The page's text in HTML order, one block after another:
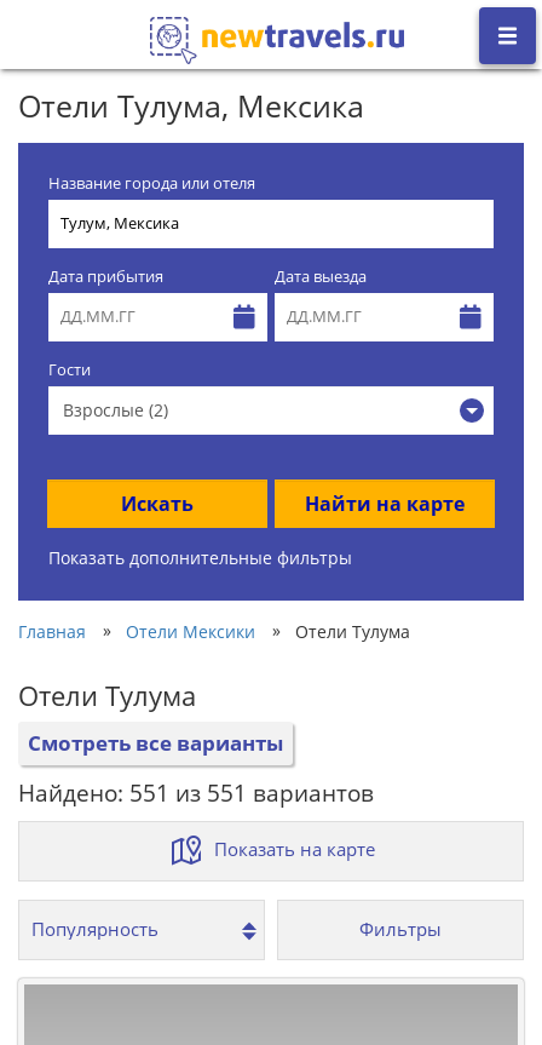
Отели Тулума, Мексика
Название города или отеля
Дата прибытия Дата выезда
Гости
Взрослые (2)
Искать Найти на карте
Показать дополнительные фильтры
Главная » Отели Мексики » Отели Тулума
Отели Тулума
Смотреть все варианты
Найдено: 551 из 551 вариантов
Показать на карте
Фильтры